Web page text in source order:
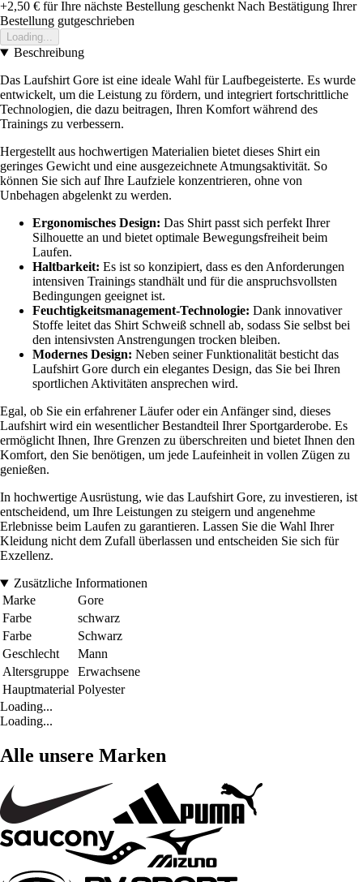
+2,50 € für Ihre nächste Bestellung geschenkt Nach Bestätigung Ihrer
Bestellung gutgeschrieben
Loading...
Beschreibung
Das Laufshirt Gore ist eine ideale Wahl für Laufbegeisterte. Es wurde
entwickelt, um die Leistung zu fördern, und integriert fortschrittliche
Technologien, die dazu beitragen, Ihren Komfort während des
Trainings zu verbessern.
Hergestellt aus hochwertigen Materialien bietet dieses Shirt ein
geringes Gewicht und eine ausgezeichnete Atmungsaktivität. So
können Sie sich auf Ihre Laufziele konzentrieren, ohne von
Unbehagen abgelenkt zu werden.
Ergonomisches Design: Das Shirt passt sich perfekt Ihrer
Silhouette an und bietet optimale Bewegungsfreiheit beim
Laufen.
Haltbarkeit: Es ist so konzipiert, dass es den Anforderungen
intensiven Trainings standhält und für die anspruchsvollsten
Bedingungen geeignet ist.
Feuchtigkeitsmanagement-Technologie: Dank innovativer
Stoffe leitet das Shirt Schweiß schnell ab, sodass Sie selbst bei
den intensivsten Anstrengungen trocken bleiben.
Modernes Design: Neben seiner Funktionalität besticht das
Laufshirt Gore durch ein elegantes Design, das Sie bei Ihren
sportlichen Aktivitäten ansprechen wird.
Egal, ob Sie ein erfahrener Läufer oder ein Anfänger sind, dieses
Laufshirt wird ein wesentlicher Bestandteil Ihrer Sportgarderobe. Es
ermöglicht Ihnen, Ihre Grenzen zu überschreiten und bietet Ihnen den
Komfort, den Sie benötigen, um jede Laufeinheit in vollen Zügen zu
genießen.
In hochwertige Ausrüstung, wie das Laufshirt Gore, zu investieren, ist
entscheidend, um Ihre Leistungen zu steigern und angenehme
Erlebnisse beim Laufen zu garantieren. Lassen Sie die Wahl Ihrer
Kleidung nicht dem Zufall überlassen und entscheiden Sie sich für
Exzellenz.
Zusätzliche Informationen
Marke
Gore
Farbe
schwarz
Farbe
Schwarz
Geschlecht
Mann
Altersgruppe
Erwachsene
Hauptmaterial Polyester
Loading...
Loading...
Alle unsere Marken